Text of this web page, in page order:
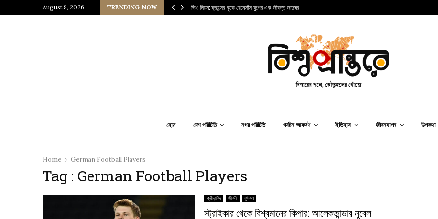
August 8, 2026 TRENDING NOW
জাপানি আধ্যাত্মিকতার ছোঁয়া ভিও লিয়ন: ফ্রান্সের বুকে রেনেসাঁস যুগের এক জীবন্ত জাদুঘর
হোম দেশ পরিচিতি নগর পরিচিতি পর্যটন আকর্ষণ ইতিহাস জীবনযাপন উপকথা
Home German Football Players
Tag : German Football Players
ক্রীড়াবিদ জীবনী ফুটবল
স্ট্রাইকার থেকে বিশ্বমানের কিপার: আলেকজান্ডার নুবেল